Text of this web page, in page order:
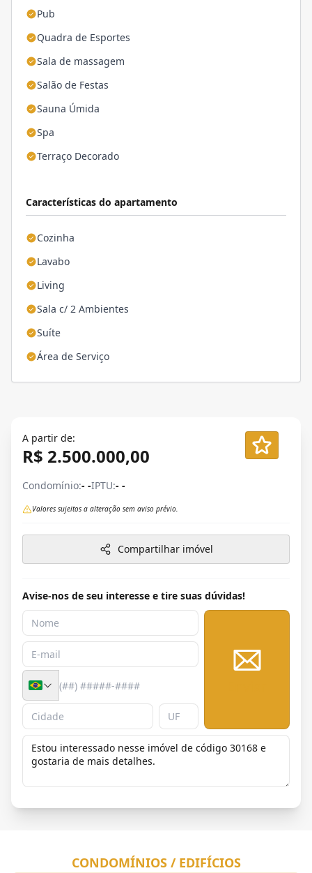
Pub
Quadra de Esportes
Sala de massagem
Salão de Festas
Sauna Úmida
Spa
Terraço Decorado
Características do apartamento
Cozinha
Lavabo
Living
Sala c/ 2 Ambientes
Suíte
Área de Serviço
A partir de:
R$ 2.500.000,00
Condomínio:- -IPTU:- -
Valores sujeitos a alteração sem aviso prévio.
Compartilhar imóvel
Avise-nos de seu interesse e tire suas dúvidas!
CONDOMÍNIOS / EDIFÍCIOS